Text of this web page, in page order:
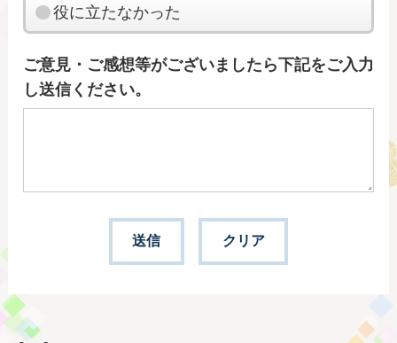
役に立たなかった
ご意見・ご感想等がございましたら下記をご入力
し送信ください。